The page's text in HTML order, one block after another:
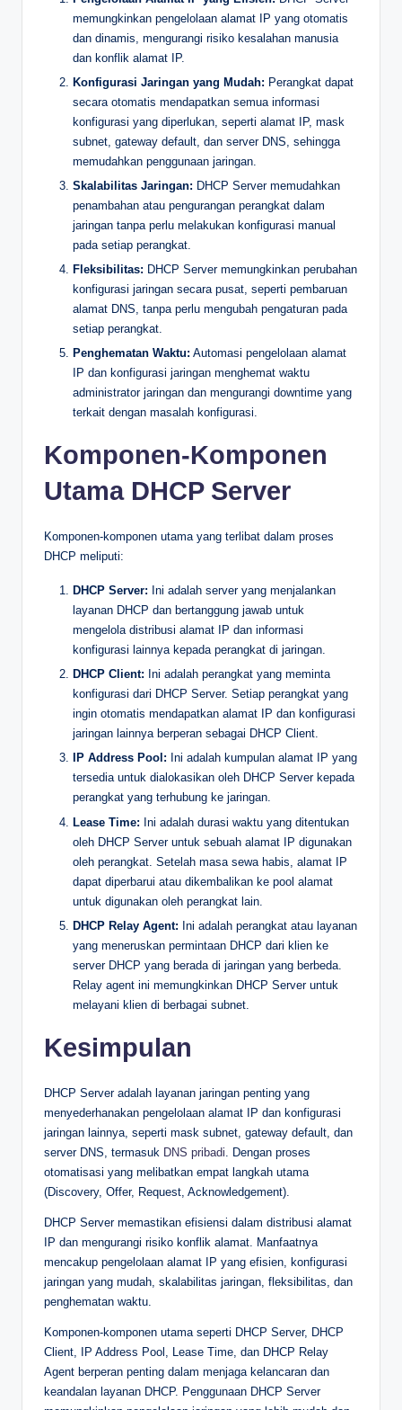
memungkinkan pengelolaan alamat IP yang otomatis
dan dinamis, mengurangi risiko kesalahan manusia
dan konflik alamat IP.
Konfigurasi Jaringan yang Mudah: Perangkat dapat
secara otomatis mendapatkan semua informasi
konfigurasi yang diperlukan, seperti alamat IP, mask
subnet, gateway default, dan server DNS, sehingga
memudahkan penggunaan jaringan.
Skalabilitas Jaringan: DHCP Server memudahkan
penambahan atau pengurangan perangkat dalam
jaringan tanpa perlu melakukan konfigurasi manual
pada setiap perangkat.
Fleksibilitas: DHCP Server memungkinkan perubahan
konfigurasi jaringan secara pusat, seperti pembaruan
alamat DNS, tanpa perlu mengubah pengaturan pada
setiap perangkat.
Penghematan Waktu: Automasi pengelolaan alamat
IP dan konfigurasi jaringan menghemat waktu
administrator jaringan dan mengurangi downtime yang
terkait dengan masalah konfigurasi.
Komponen-Komponen
Utama DHCP Server
Komponen-komponen utama yang terlibat dalam proses
DHCP meliputi:
DHCP Server: Ini adalah server yang menjalankan
layanan DHCP dan bertanggung jawab untuk
mengelola distribusi alamat IP dan informasi
konfigurasi lainnya kepada perangkat di jaringan.
DHCP Client: Ini adalah perangkat yang meminta
konfigurasi dari DHCP Server. Setiap perangkat yang
ingin otomatis mendapatkan alamat IP dan konfigurasi
jaringan lainnya berperan sebagai DHCP Client.
IP Address Pool: Ini adalah kumpulan alamat IP yang
tersedia untuk dialokasikan oleh DHCP Server kepada
perangkat yang terhubung ke jaringan.
Lease Time: Ini adalah durasi waktu yang ditentukan
oleh DHCP Server untuk sebuah alamat IP digunakan
oleh perangkat. Setelah masa sewa habis, alamat IP
dapat diperbarui atau dikembalikan ke pool alamat
untuk digunakan oleh perangkat lain.
DHCP Relay Agent: Ini adalah perangkat atau layanan
yang meneruskan permintaan DHCP dari klien ke
server DHCP yang berada di jaringan yang berbeda.
Relay agent ini memungkinkan DHCP Server untuk
melayani klien di berbagai subnet.
Kesimpulan
DHCP Server adalah layanan jaringan penting yang
menyederhanakan pengelolaan alamat IP dan konfigurasi
jaringan lainnya, seperti mask subnet, gateway default, dan
server DNS, termasuk DNS pribadi . Dengan proses
otomatisasi yang melibatkan empat langkah utama
(Discovery, Offer, Request, Acknowledgement).
DHCP Server memastikan efisiensi dalam distribusi alamat
IP dan mengurangi risiko konflik alamat. Manfaatnya
mencakup pengelolaan alamat IP yang efisien, konfigurasi
jaringan yang mudah, skalabilitas jaringan, fleksibilitas, dan
penghematan waktu.
Komponen-komponen utama seperti DHCP Server, DHCP
Client, IP Address Pool, Lease Time, dan DHCP Relay
Agent berperan penting dalam menjaga kelancaran dan
keandalan layanan DHCP. Penggunaan DHCP Server